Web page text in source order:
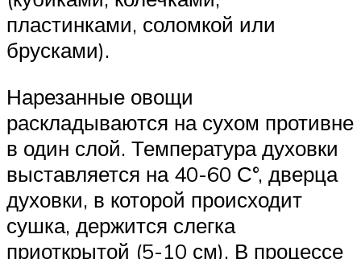
пластинками, соломкой или
брусками).
Нарезанные овощи
раскладываются на сухом противне
в один слой. Температура духовки
выставляется на 40-60 С°, дверца
духовки, в которой происходит
сушка, держится слегка
приоткрытой (5-10 см). В процессе